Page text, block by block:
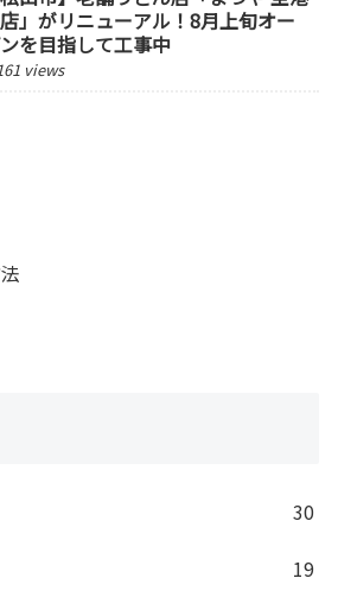
」がリニューアル！8月上旬オー
を目指して工事中
views
30
19